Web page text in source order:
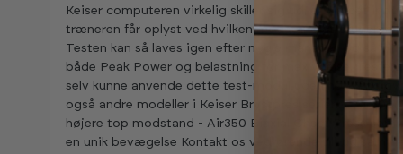
Keiser computeren virkelig skiller sig ud, er via det
træneren får oplyst ved hvilken modstand at brugeren
Testen kan så laves igen efter nogle måneder, og så
både Peak Power og belastning for max ydelse.
selv kunne anvende dette test-modul uden
også andre modeller i Keiser Brystpres serien: - Air300
højere top modstand - Air350 Biaxial Chest Press som
en unik bevægelse Kontakt os vedrørende tilbud samt